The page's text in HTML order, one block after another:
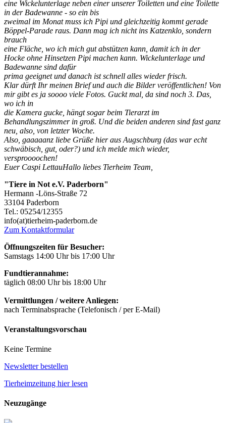
eine Wickelunterlage neben einer unserer Toiletten und eine Toilette
in der Badewanne - so ein bis
zweimal im Monat muss ich Pipi und gleichzeitig kommt gerade
Böppel-Parade raus. Dann mag ich nicht ins Katzenklo, sondern
brauch
eine Fläche, wo ich mich gut abstützen kann, damit ich in der
Hocke ohne Hinsetzen Pipi machen kann. Wickelunterlage und
Badewanne sind dafür
prima geeignet und danach ist schnell alles wieder frisch.
Klar dürft Ihr meinen Brief und auch die Bilder veröffentlichen! Von
mir gibt es ja soooo viele Fotos. Guckt mal, da sind noch 3. Das,
wo ich in
die Kamera gucke, hängt sogar beim Tierarzt im
Behandlungszimmer in groß. Und die beiden anderen sind fast ganz
neu, also, von letzter Woche.
Also, gaaaaanz liebe Grüße hier aus Augschburg (das war echt
schwäbisch, gut, oder?) und ich melde mich wieder,
versproooochen!
Euer Caspi LettauHallo liebes Tierheim Team,
"Tiere in Not e.V. Paderborn"
Hermann -Löns-Straße 72
33104 Paderborn
Tel.: 05254/12355
info(at)tierheim-paderborn.de
Zum Kontaktformular
Öffnungszeiten für Besucher:
Samstags 14:00 Uhr bis 17:00 Uhr
Fundtierannahme:
täglich 08:00 Uhr bis 18:00 Uhr
Vermittlungen / weitere Anliegen:
nach Terminabsprache (Telefonisch / per E-Mail)
Veranstaltungsvorschau
Keine Termine
Newsletter bestellen
Tierheimzeitung hier lesen
Neuzugänge